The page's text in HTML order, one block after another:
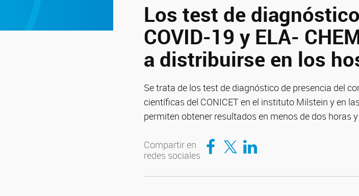
Los test de
COVID-19 y ELA-
a distribuirse en los
Se trata de los test de diagnóstico de presencia del
científicas del CONICET en el instituto Milstein y en
permiten obtener resultados en menos de dos horas
Compartir en
redes sociales
Compartir en Facebook
Compartir en TwitterCompartir en LinkedIn